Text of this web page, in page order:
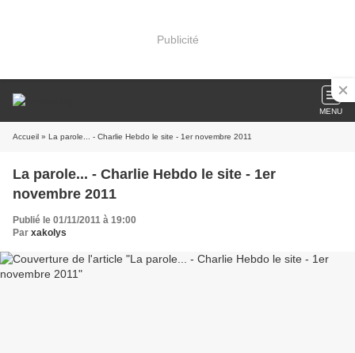
Publicité
MENU
Accueil » La parole... - Charlie Hebdo le site - 1er novembre 2011
La parole... - Charlie Hebdo le site - 1er
novembre 2011
Publié le 01/11/2011 à 19:00
Par xakolys